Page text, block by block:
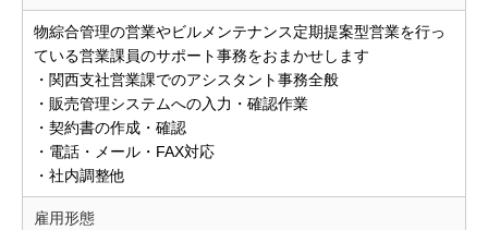
物綜合管理の営業やビルメンテナンス定期提案型営業を行っ
ている営業課員のサポート事務をおまかせします
・関西支社営業課でのアシスタント事務全般
・販売管理システムへの入力・確認作業
・契約書の作成・確認
・電話・メール・FAX対応
・社内調整他
雇用形態